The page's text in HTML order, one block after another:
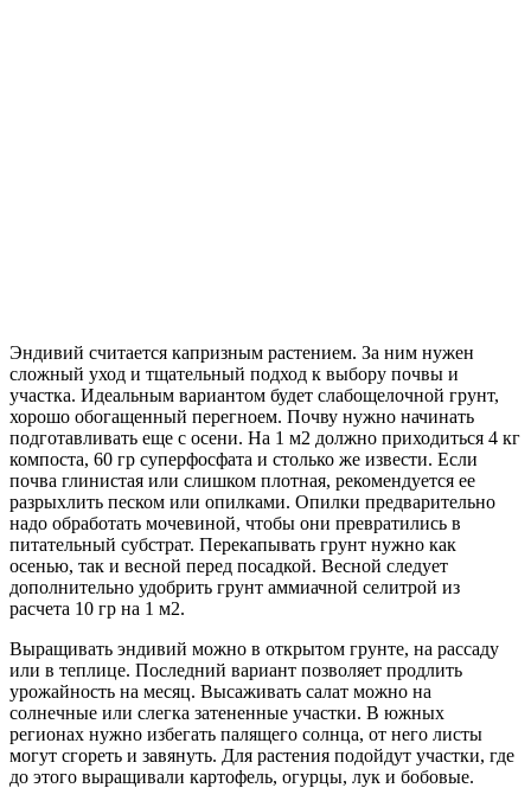
Эндивий считается капризным растением. За ним нужен
сложный уход и тщательный подход к выбору почвы и
участка. Идеальным вариантом будет слабощелочной грунт,
хорошо обогащенный перегноем. Почву нужно начинать
подготавливать еще с осени. На 1 м2 должно приходиться 4 кг
компоста, 60 гр суперфосфата и столько же извести. Если
почва глинистая или слишком плотная, рекомендуется ее
разрыхлить песком или опилками. Опилки предварительно
надо обработать мочевиной, чтобы они превратились в
питательный субстрат. Перекапывать грунт нужно как
осенью, так и весной перед посадкой. Весной следует
дополнительно удобрить грунт аммиачной селитрой из
расчета 10 гр на 1 м2.
Выращивать эндивий можно в открытом грунте, на рассаду
или в теплице. Последний вариант позволяет продлить
урожайность на месяц. Высаживать салат можно на
солнечные или слегка затененные участки. В южных
регионах нужно избегать палящего солнца, от него листы
могут сгореть и завянуть. Для растения подойдут участки, где
до этого выращивали картофель, огурцы, лук и бобовые.